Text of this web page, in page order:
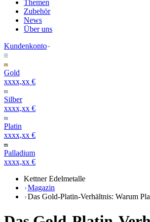
Themen
Zubehör
News
Über uns
Kundenkonto
Gold
xxxx,xx €
Silber
xxxx,xx €
Platin
xxxx,xx €
Palladium
xxxx,xx €
Kettner Edelmetalle
Magazin
Das Gold-Platin-Verhältnis: Warum